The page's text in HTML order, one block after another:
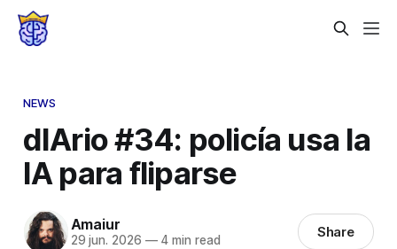
NEWS
dIArio #34: policía usa la
IA para fliparse
Amaiur
29 jun. 2026 —4 min read Share